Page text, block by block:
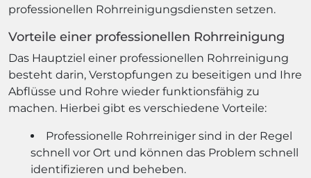
professionellen Rohrreinigungsdiensten setzen.
Vorteile einer professionellen Rohrreinigung
Das Hauptziel einer professionellen Rohrreinigung
besteht darin, Verstopfungen zu beseitigen und Ihre
Abflüsse und Rohre wieder funktionsfähig zu
machen. Hierbei gibt es verschiedene Vorteile:
Professionelle Rohrreiniger sind in der Regel
schnell vor Ort und können das Problem schnell
identifizieren und beheben.